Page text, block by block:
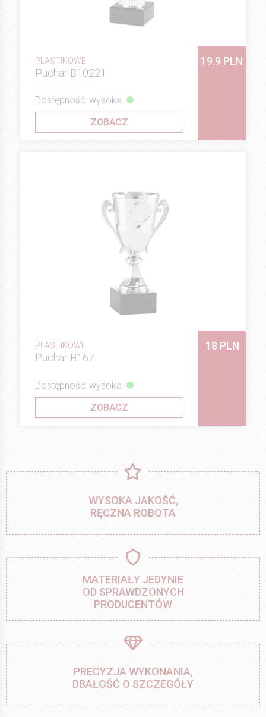
PLASTIKOWE
Puchar B10221
19.9 PLN
Dostępność: wysoka
ZOBACZ
PLASTIKOWE
Puchar B167
18 PLN
Dostępność: wysoka
ZOBACZ
WYSOKA JAKOŚĆ,
RĘCZNA ROBOTA
MATERIAŁY JEDYNIE
OD SPRAWDZONYCH
PRODUCENTÓW
PRECYZJA WYKONANIA,
DBAŁOŚĆ O SZCZEGÓŁY